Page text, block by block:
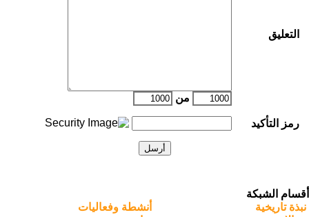
التعليق
من
رمز التأكيد
أقسام الشبكة
نبذة تاريخية
أنشطة وفعاليات